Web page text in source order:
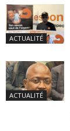
ACTUALITÉ
ACTUALITÉ